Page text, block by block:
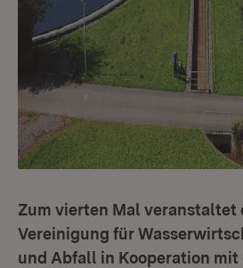
Zum vierten Mal veranstaltet
Vereinigung für
und Abfall in Kooperation mit